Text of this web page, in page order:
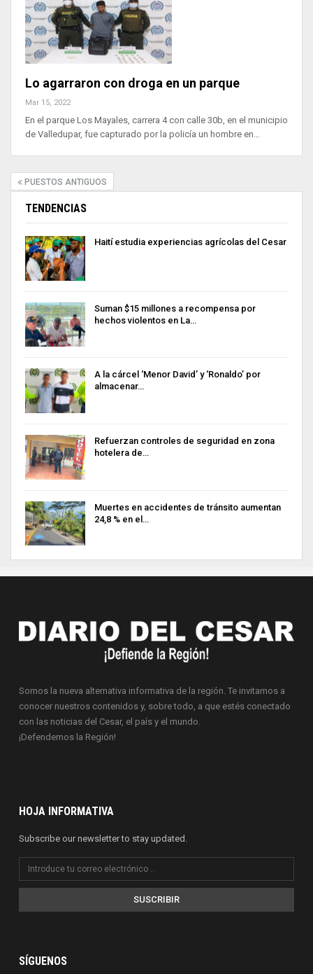
Lo agarraron con droga en un parque
Mar 15, 2022
En el parque Los Mayales, carrera 4 con calle 30b, en el municipio
de Valledupar, fue capturado por la policía un hombre en…
PUESTOS ANTIGUOS
TENDENCIAS
Haití estudia experiencias agrícolas del Cesar
Suman $15 millones a recompensa por
hechos violentos en La…
A la cárcel ‘Menor David’ y ‘Ronaldo’ por
almacenar…
Refuerzan controles de seguridad en zona
hotelera de…
Muertes en accidentes de tránsito aumentan
24,8 % en el…
Somos la nueva alternativa informativa de la región. Te invitamos a
conocer nuestros contenidos y, sobre todo, a que estés conectado
con las noticias del Cesar, el país y el mundo.
¡Defendemos la Región!
HOJA INFORMATIVA
Subscribe our newsletter to stay updated.
SUSCRIBIR
SÍGUENOS